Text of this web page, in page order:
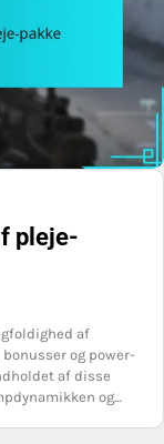
pleje-
af
og power-
af disse
og…